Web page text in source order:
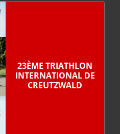
23ÈME TRIATHLON
INTERNATIONAL DE
CREUTZWALD